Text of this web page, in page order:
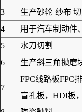
3
生产砂轮 纱布
4
用于汽车制动件
5
水刀切割
6
生产斜三角抛磨
7
FPC线路板FPC
盲孔板，HDI板